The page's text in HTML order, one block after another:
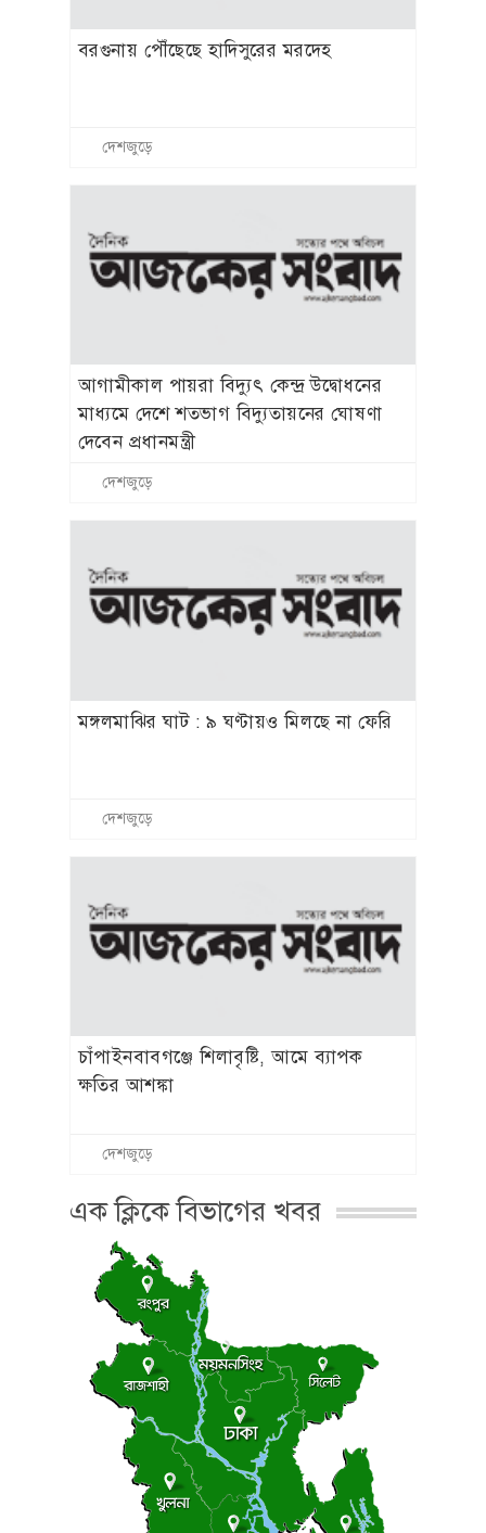
বরগুনায় পৌঁছেছে হাদিসুরের মরদেহ
দেশজুড়ে
আগামীকাল পায়রা বিদ্যুৎ কেন্দ্র উদ্বোধনের
মাধ্যমে দেশে শতভাগ বিদ্যুতায়নের ঘোষণা
দেবেন প্রধানমন্ত্রী
দেশজুড়ে
মঙ্গলমাঝির ঘাট : ৯ ঘণ্টায়ও মিলছে না ফেরি
দেশজুড়ে
চাঁপাইনবাবগঞ্জে শিলাবৃষ্টি, আমে ব্যাপক
ক্ষতির আশঙ্কা
দেশজুড়ে
এক ক্লিকে বিভাগের খবর